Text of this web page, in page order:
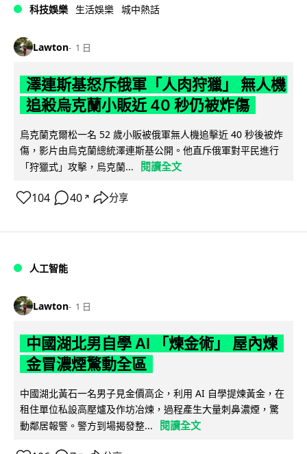
科技娛樂 生活娛樂 城中熱話
Lawton 1 日
澤連斯基怒斥俄軍「人肉狩獵」 無人機
追殺烏克蘭小販近 40 秒仍被炸傷
烏克蘭克爾松一名 52 歲小販被俄軍無人機追擊近 40 秒後被炸
傷，影片由烏克蘭總統澤連斯基公開。他直斥俄軍對平民進行
「狩獵式」攻擊，烏克蘭...
閱讀全文
104 40 ↗ 分享
人工智能
Lawton 1 日
中國湖北男自學 AI 「煉金術」 屋內煉
金冒濃煙驚動全區
中國湖北黃石一名男子見金價高企，利用 AI 自學提煉黃金，在
租住單位私設高壓爐及作坊冶煉，過程產生大量刺鼻濃煙，驚
動鄰居報警。警方到場揭發整...
閱讀全文